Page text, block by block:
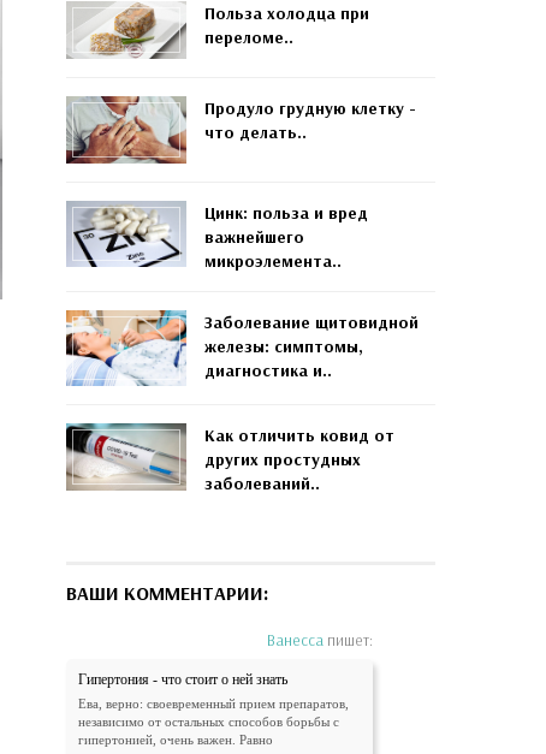
Польза холодца при
переломе..
Продуло грудную клетку -
что делать..
Цинк: польза и вред
важнейшего
микроэлемента..
Заболевание щитовидной
железы: симптомы,
диагностика и..
Как отличить ковид от
других простудных
заболеваний..
ВАШИ КОММЕНТАРИИ:
Ванесса пишет:
Гипертония - что стоит о ней знать
Ева, верно: своевременный прием препаратов,
независимо от остальных способов борьбы с
гипертонией, очень важен. Равно